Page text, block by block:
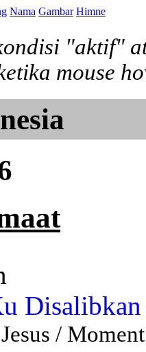
Nama Gambar Himne
"aktif"
mouse
/